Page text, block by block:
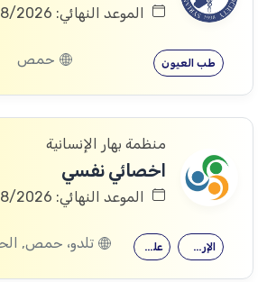
الموعد النهائي: 30/08/2026
طب العيون حمص
منظمة بهار الإنسانية
اخصائي نفسي
الموعد النهائي: 17/08/2026
علم النفس الإرشاد النفسي